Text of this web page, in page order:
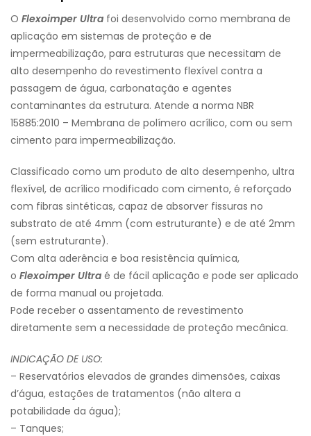
O Flexoimper Ultra foi desenvolvido como membrana de
aplicação em sistemas de proteção e de
impermeabilização, para estruturas que necessitam de
alto desempenho do revestimento flexível contra a
passagem de água, carbonatação e agentes
contaminantes da estrutura. Atende a norma NBR
15885:2010 – Membrana de polímero acrílico, com ou sem
cimento para impermeabilização.
Classificado como um produto de alto desempenho, ultra
flexível, de acrílico modificado com cimento, é reforçado
com fibras sintéticas, capaz de absorver fissuras no
substrato de até 4mm (com estruturante) e de até 2mm
(sem estruturante).
Com alta aderência e boa resistência química,
o Flexoimper Ultra é de fácil aplicação e pode ser aplicado
de forma manual ou projetada.
Pode receber o assentamento de revestimento
diretamente sem a necessidade de proteção mecânica.
INDICAÇÃO DE USO:
– Reservatórios elevados de grandes dimensões, caixas
d’água, estações de tratamentos (não altera a
potabilidade da água);
– Tanques;